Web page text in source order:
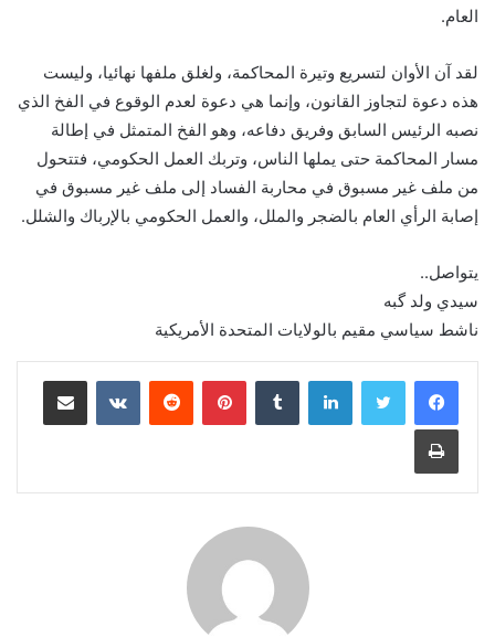
العام.
لقد آن الأوان لتسريع وتيرة المحاكمة، ولغلق ملفها نهائيا، وليست
هذه دعوة لتجاوز القانون، وإنما هي دعوة لعدم الوقوع في الفخ الذي
نصبه الرئيس السابق وفريق دفاعه، وهو الفخ المتمثل في إطالة
مسار المحاكمة حتى يملها الناس، وتربك العمل الحكومي، فتتحول
من ملف غير مسبوق في محاربة الفساد إلى ملف غير مسبوق في
إصابة الرأي العام بالضجر والملل، والعمل الحكومي بالإرباك والشلل.
يتواصل..
سيدي ولد گبه
ناشط سياسي مقيم بالولايات المتحدة الأمريكية
لينكدإن بينتيريست مشاركة عبر البريد
طباعة